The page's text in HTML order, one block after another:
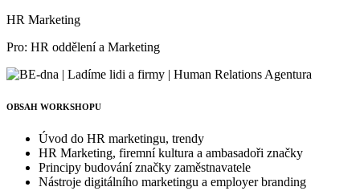
HR Marketing
Pro: HR oddělení a Marketing
OBSAH WORKSHOPU
Úvod do HR marketingu, trendy
HR Marketing, firemní kultura a ambasadoři značky
Principy budování značky zaměstnavatele
Nástroje digitálního marketingu a employer branding